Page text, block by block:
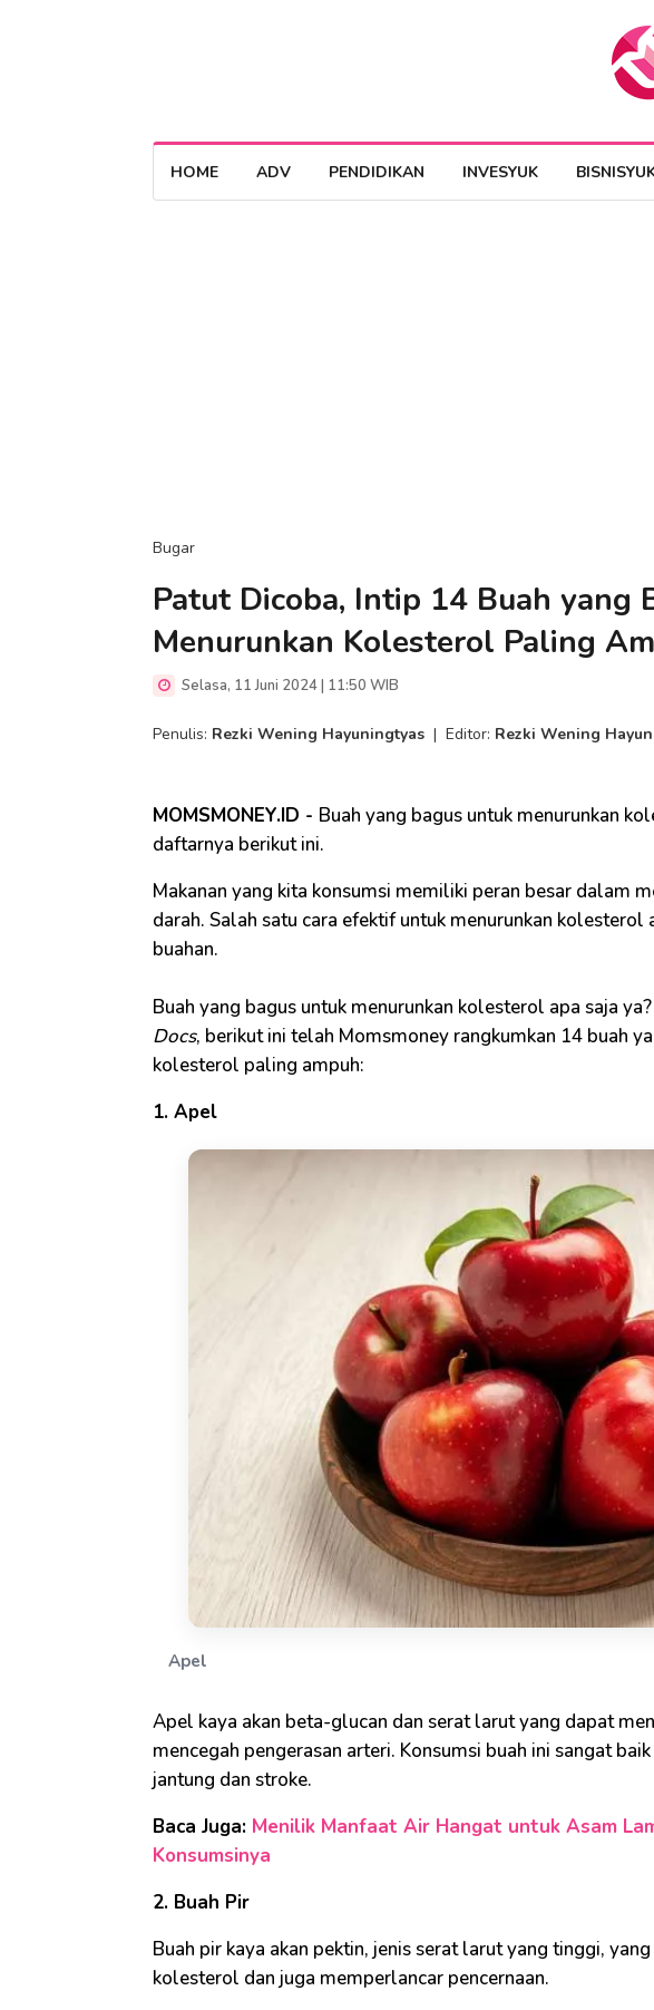
HOME ADV PENDIDIKAN INVESYUK
Bugar
Patut Dicoba, Intip 14 Buah yang
Menurunkan Kolesterol Paling
Selasa, 11 Juni 2024 | 11:50 WIB
Penulis: Rezki Wening Hayuningtyas | Editor: Rezki Wening
MOMSMONEY.ID - Buah yang bagus untuk menurunkan
daftarnya berikut ini.
Makanan yang kita konsumsi memiliki peran besar dalam
darah. Salah satu cara efektif untuk menurunkan
buahan.
Buah yang bagus untuk menurunkan kolesterol apa saja
Docs, berikut ini telah Momsmoney rangkumkan 14 buah
kolesterol paling ampuh:
1. Apel
Apel
Apel kaya akan beta-glucan dan serat larut yang dapat
mencegah pengerasan arteri. Konsumsi buah ini sangat
jantung dan stroke.
Baca Juga: Menilik Manfaat Air Hangat untuk Asam
Konsumsinya
2. Buah Pir
Buah pir kaya akan pektin, jenis serat larut yang tinggi,
kolesterol dan juga memperlancar pencernaan.